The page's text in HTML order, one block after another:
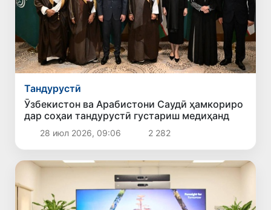
Тандурустӣ
Ӯзбекистон ва Арабистони Саудӣ ҳамкориро
дар соҳаи тандурустӣ густариш медиҳанд
28 июл 2026, 09:06 2 282